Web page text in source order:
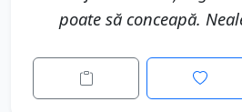
poate să conceapă.